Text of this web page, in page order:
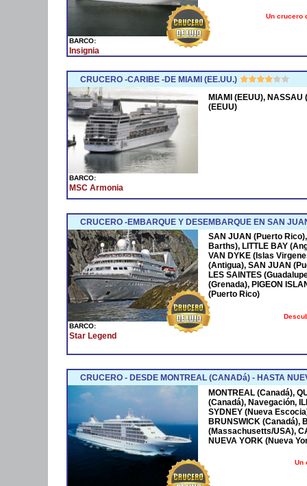
BARCO:
Insignia
Un crucero
CRUCERO -CARIBE -DE MIAMI (EE.UU.)
BARCO:
MSC Armonia
MIAMI (EEUU), NASSAU
(EEUU)
CRUCERO -EMBARQUE Y DESEMBARQUE EN SAN
BARCO:
Star Legend
SAN JUAN (Puerto
Barths), LITTLE BAY
VAN DYKE (Islas
(Antigua), SAN JUAN
LES SAINTES
(Grenada), PIGEON
(Puerto Rico)
CRUCERO - DESDE MONTREAL (CANADá) - HASTA
MONTREAL (Canadá),
(Canadá), Navegación,
SYDNEY (Nueva
BRUNSWICK (Canadá),
(Massachusetts/USA),
NUEVA YORK (Nueva
Un